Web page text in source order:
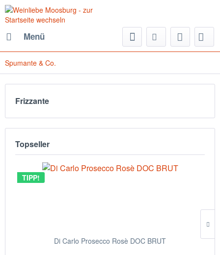
Menü
Spumante & Co.
Frizzante
Topseller
TIPP!
Di Carlo Prosecco Rosè DOC BRUT